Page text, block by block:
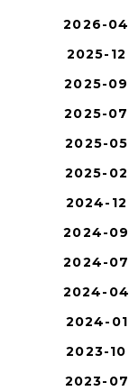
2026-04
2025-12
2025-09
2025-07
2025-05
2025-02
2024-12
2024-09
2024-07
2024-04
2024-01
2023-10
2023-07